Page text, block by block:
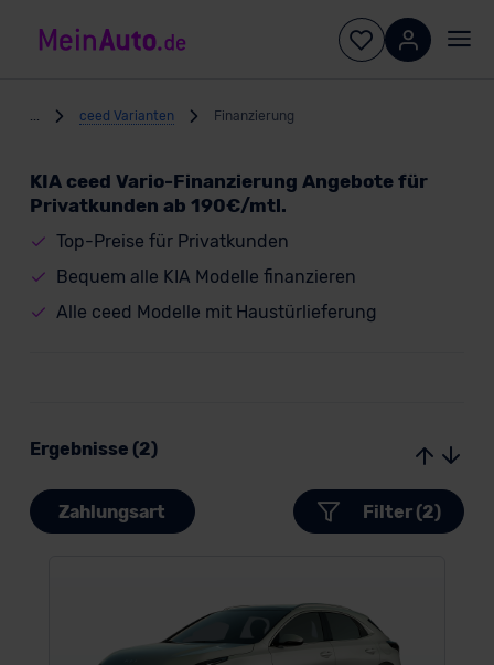
ceed Varianten Finanzierung
KIA ceed Vario-Finanzierung Angebote für
Privatkunden ab 190€/mtl.
Top-Preise für Privatkunden
Bequem alle KIA Modelle finanzieren
Alle ceed Modelle mit Haustürlieferung
Ergebnisse (2)
Zahlungsart Filter (2)